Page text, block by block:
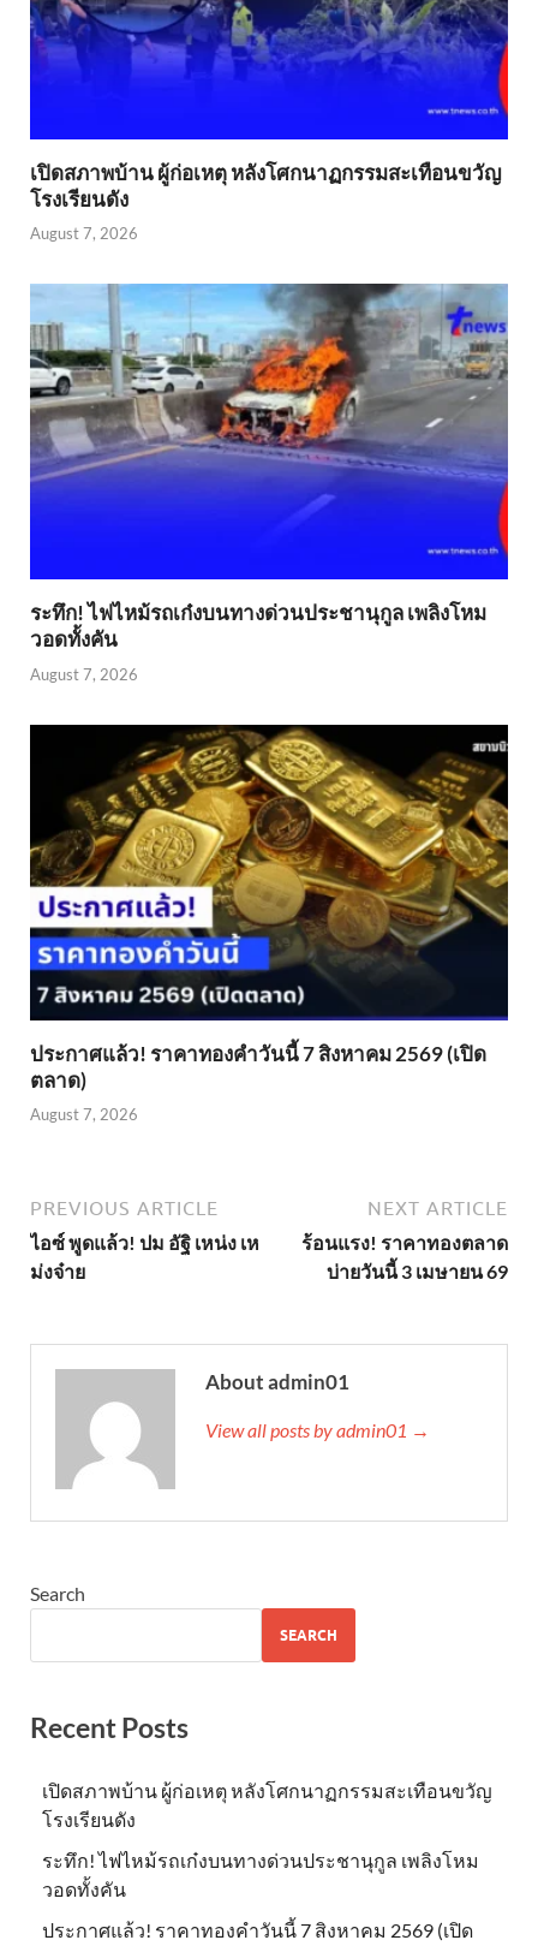
เปิดสภาพบ้าน ผู้ก่อเหตุ หลังโศกนาฏกรรมสะเทือนขวัญ
โรงเรียนดัง
August 7, 2026
ระทึก! ไฟไหม้รถเก๋งบนทางด่วนประชานุกูล เพลิงโหม
วอดทั้งคัน
August 7, 2026
ประกาศแล้ว! ราคาทองคำวันนี้ 7 สิงหาคม 2569 (เปิด
ตลาด)
August 7, 2026
PREVIOUS ARTICLE
ไอซ์ พูดแล้ว! ปม อัฐิ เหน่ง เห
ม่งจ๋าย
NEXT ARTICLE
ร้อนแรง! ราคาทองตลาด
บ่ายวันนี้ 3 เมษายน 69
About admin01
View all posts by admin01 →
Search
SEARCH
Recent Posts
เปิดสภาพบ้าน ผู้ก่อเหตุ หลังโศกนาฏกรรมสะเทือนขวัญ
โรงเรียนดัง
ระทึก! ไฟไหม้รถเก๋งบนทางด่วนประชานุกูล เพลิงโหม
วอดทั้งคัน
ประกาศแล้ว! ราคาทองคำวันนี้ 7 สิงหาคม 2569 (เปิด